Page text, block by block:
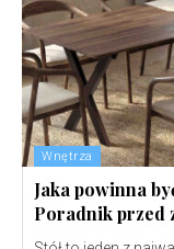
Wnętrza
Jaka powinna
Poradnik przed